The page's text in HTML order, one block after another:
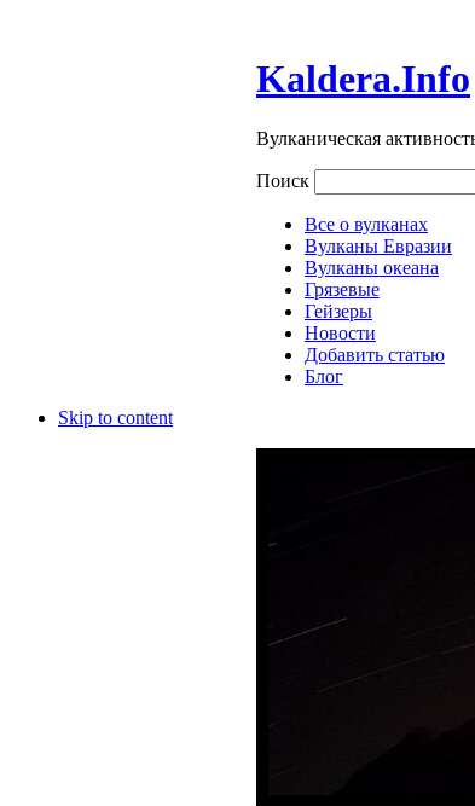
Kaldera.Info
Вулканическая
Поиск
Все о вулканах
Вулканы Евразии
Вулканы океана
Грязевые
Гейзеры
Новости
Добавить статью
Блог
Skip to content